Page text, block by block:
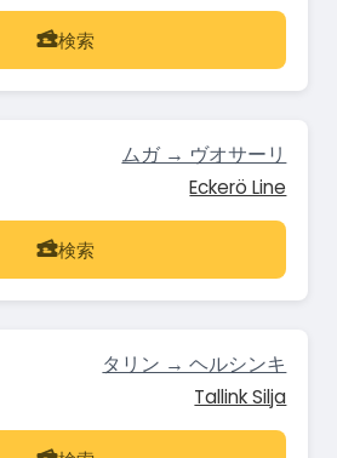
検索
ムガ → ヴオサーリ
Eckerö Line
検索
タリン → ヘルシンキ
Tallink Silja